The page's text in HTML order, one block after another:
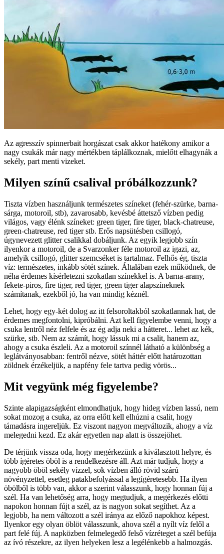
Az agresszív spinnerbait horgászat csak akkor hatékony amikor a
nagy csukák már nagy mértékben táplálkoznak, mielőtt elhagynák a
sekély, part menti vizeket.
Milyen színű csalival próbálkozzunk?
Tiszta vízben használjunk természetes színeket (fehér-szürke, barna-
sárga, motoroil, stb), zavarosabb, kevésbé áttetsző vízben pedig
világos, vagy élénk színeket: green tiger, fire tiger, black-chatreuse,
green-chatreuse, red tiger stb. Erős napsütésben csillogó,
úgynevezett glitter csalikkal dobáljunk. Az egyik legjobb szín
ilyenkor a motoroil, de a Svarzonker féle motoroil az igazi, az,
amelyik csillogó, glitter szemcséket is tartalmaz. Felhős ég, tiszta
víz: természetes, inkább sötét színek. Általában ezek működnek, de
néha érdemes kísérletezni szokatlan színekkel is. A barna-arany,
fekete-piros, fire tiger, red tiger, green tiger alapszíneknek
számítanak, ezekből jó, ha van mindig kéznél.
Lehet, hogy egy-két dolog az itt felsoroltakból szokatlannak hat, de
érdemes megfontolni, kipróbálni. Azt kell figyelembe venni, hogy a
csuka lentről néz felfele és az ég adja neki a hátteret... lehet az kék,
szürke, stb. Nem az számít, hogy lássuk mi a csalit, hanem az,
ahogy a csuka észleli. Az a motoroil színnél látható a különbség a
leglátványosabban: fentről nézve, sötét háttér előtt határozottan
zöldnek érzékeljük, a napfény fele tartva pedig vörös...
Mit vegyünk még figyelembe?
Szinte alapigazságként elmondhatjuk, hogy hideg vízben lassú, nem
sokat mozog a csuka, az orra előtt kell elhúzni a csalit, hogy
támadásra ingereljük. Ez viszont nagyon megváltozik, ahogy a víz
melegedni kezd. Ez akár egyetlen nap alatt is összejöhet.
De térjünk vissza oda, hogy megérkezünk a kiválasztott helyre, és
több ígéretes öböl is a rendelkezésre áll. Azt már tudjuk, hogy a
nagyobb öböl sekély vízzel, sok vízben álló rövid szárú
növényzettel, esetleg patakbefolyással a legígéretesebb. Ha ilyen
öbölből is több van, akkor a szerint válasszunk, hogy honnan fúj a
szél. Ha van lehetőség arra, hogy megtudjuk, a megérkezés előtti
napokon honnan fújt a szél, az is nagyon sokat segíthet. Az a
legjobb, ha nem változott a szél iránya az előző napokhoz képest.
Ilyenkor egy olyan öblöt válasszunk, ahova szél a nyílt víz felől a
part felé fúj. A napközben felmelegedő felső vízréteget a szél befúja
az ívó részekre, az ilyen helyeken lesz a legélénkebb a halmozgás.